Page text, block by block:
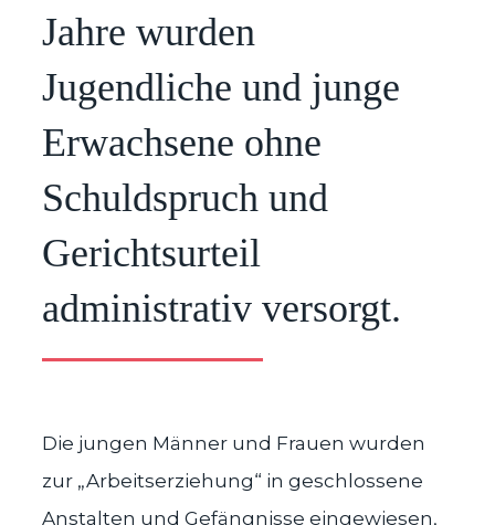
Jahre wurden
Jugendliche und junge
Erwachsene ohne
Schuldspruch und
Gerichtsurteil
administrativ versorgt.
Die jungen Männer und Frauen wurden
zur „Arbeitserziehung“ in geschlossene
Anstalten und Gefängnisse eingewiesen,